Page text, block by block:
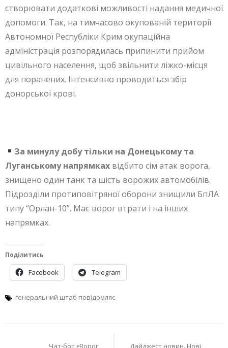
створювати додаткові можливості надання медичної
допомоги. Так, на тимчасово окупованій території
Автономної Республіки Крим окупаційна
адміністрація розпорядилась припинити прийом
цивільного населення, щоб звільнити ліжко-місця
для поранених. Інтенсивно проводиться збір
донорської крові.
За минулу добу тільки на Донецькому та
Луганському напрямках відбито сім атак ворога,
знищено один танк та шість ворожих автомобілів.
Підрозділи протиповітряної оборони знищили БпЛА
типу “Орлан-10”. Має ворог втрати і на інших
напрямках.
Поділитись
Facebook Telegram
генеральний штаб повідомляє
Чат-бот єВорог
Дайджест новин. Нові